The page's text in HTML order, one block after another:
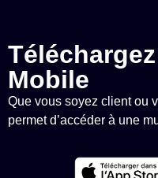
Mobile
Que vous soyez client ou
permet d’accéder à une